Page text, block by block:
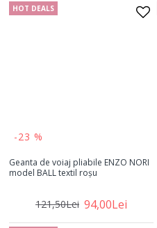
HOT DEALS
-23 %
Geanta de voiaj pliabile ENZO NORI
model BALL textil roșu
94,00Lei
121,50Lei